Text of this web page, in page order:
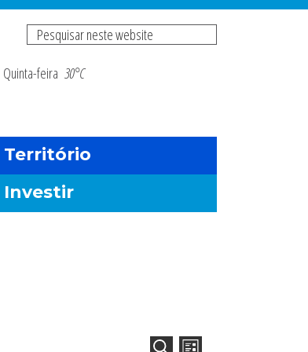
Pesquisar
website
Quinta-feira 30°C
Território
Investir
Navegação
Navegação